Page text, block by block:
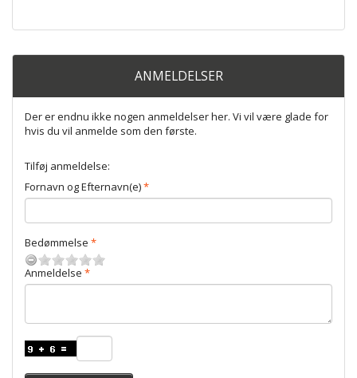
ANMELDELSER
Der er endnu ikke nogen anmeldelser her. Vi vil være glade for
hvis du vil anmelde som den første.
Tilføj anmeldelse:
Fornavn og Efternavn(e)
Bedømmelse
Anmeldelse